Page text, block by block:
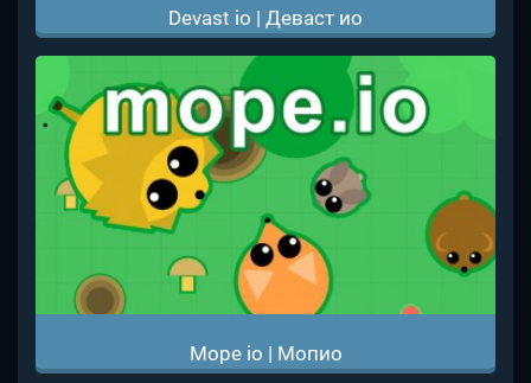
Devast io | Деваст ио
Mope io | Мопио